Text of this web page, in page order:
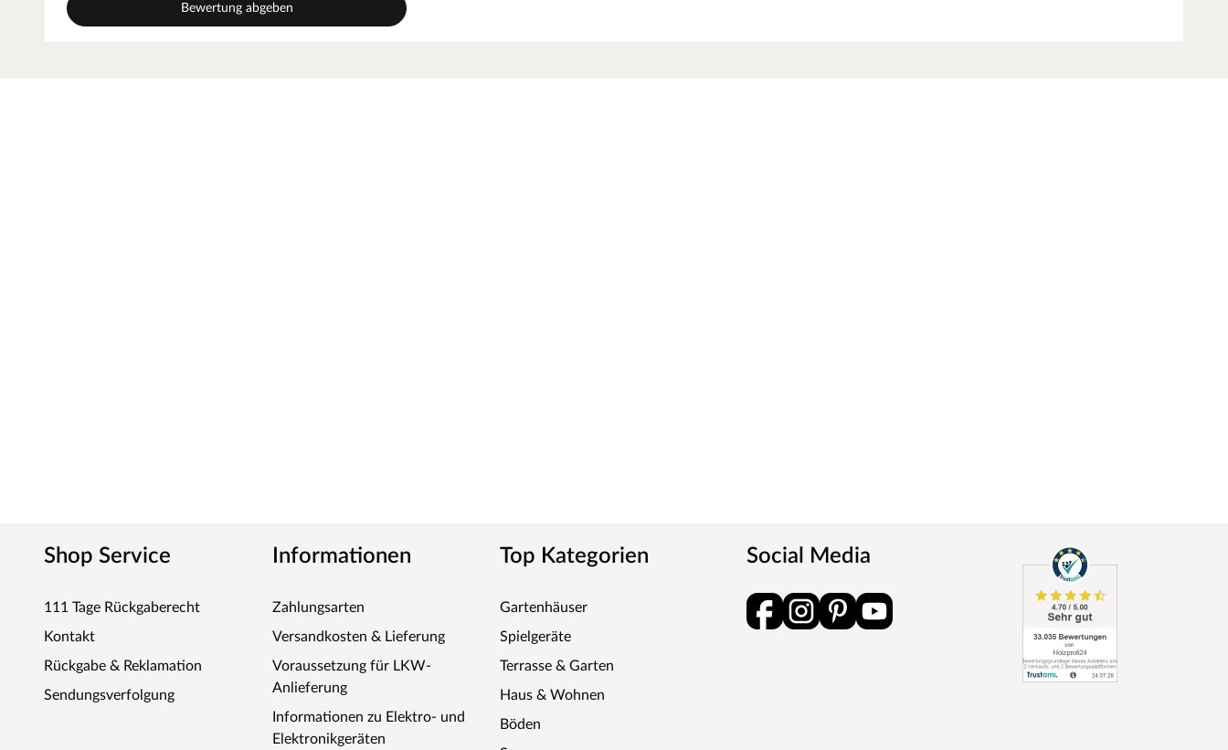
Bewertung abgeben
Shop Service
111 Tage Rückgaberecht
Kontakt
Rückgabe & Reklamation
Sendungsverfolgung
Informationen
Zahlungsarten
Versandkosten & Lieferung
Voraussetzung für LKW-
Anlieferung
Informationen zu Elektro- und
Elektronikgeräten
Top Kategorien
Gartenhäuser
Spielgeräte
Terrasse & Garten
Haus & Wohnen
Böden
Social Media